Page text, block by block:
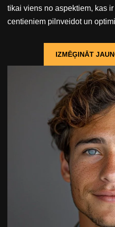
tikai viens no aspektiem, kas
centieniem pilnveidot un
IZMĒĢINĀT